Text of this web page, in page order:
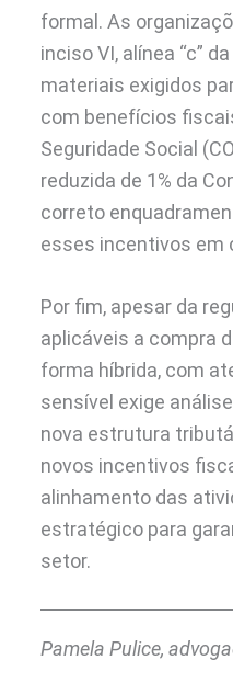
formal. As
inciso VI, alínea “c”
materiais exigidos
com benefícios
Seguridade Social
reduzida de 1% da
correto
esses incentivos em
Por fim, apesar da
aplicáveis a compra
forma híbrida, com
sensível exige
nova estrutura
novos incentivos
alinhamento das
estratégico para
setor.
Pamela Pulice,